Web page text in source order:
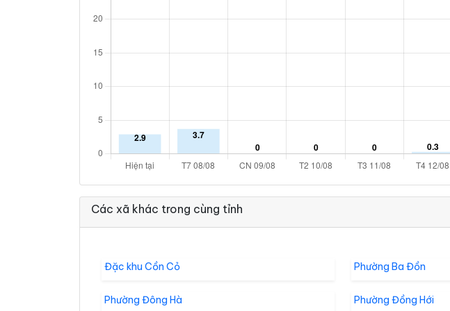
Các xã khác trong cùng tỉnh
Đặc khu Cồn Cỏ Phường Ba Đồn
Phường Đông Hà Phường Đồng Hới